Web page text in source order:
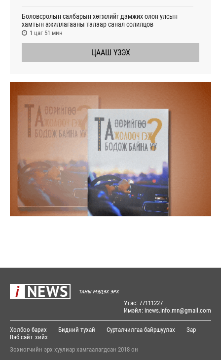
Боловсролын салбарын хөгжлийг дэмжих олон улсын
хамтын ажиллагааны талаар санал солилцов
1 цаг 51 мин
ЦААШ ҮЗЭХ
Утас: 77111227
Имэйл: inews.info.mn@gmail.com
Холбоо барих Бидний тухай Сурталчилгаа байршуулах
Зар
Вэб сайт хийх
Зохиогчийн эрх хуулиар хамгаалагдсан 2018 он